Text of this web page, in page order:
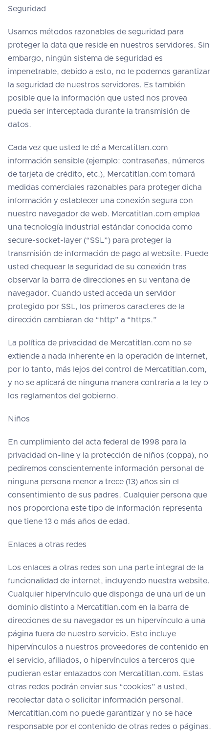
Seguridad
Usamos métodos razonables de seguridad para
proteger la data que reside en nuestros servidores. Sin
embargo, ningún sistema de seguridad es
impenetrable, debido a esto, no le podemos garantizar
la seguridad de nuestros servidores. Es también
posible que la información que usted nos provea
pueda ser interceptada durante la transmisión de
datos.
Cada vez que usted le dé a Mercatitlan.com
información sensible (ejemplo: contraseñas, números
de tarjeta de crédito, etc.), Mercatitlan.com tomará
medidas comerciales razonables para proteger dicha
información y establecer una conexión segura con
nuestro navegador de web. Mercatitlan.com emplea
una tecnología industrial estándar conocida como
secure-socket-layer (“SSL”) para proteger la
transmisión de información de pago al website. Puede
usted chequear la seguridad de su conexión tras
observar la barra de direcciones en su ventana de
navegador. Cuando usted acceda un servidor
protegido por SSL, los primeros caracteres de la
dirección cambiaran de “http” a “https.”
La política de privacidad de Mercatitlan.com no se
extiende a nada inherente en la operación de internet,
por lo tanto, más lejos del control de Mercatitlan.com,
y no se aplicará de ninguna manera contraria a la ley o
los reglamentos del gobierno.
Niños
En cumplimiento del acta federal de 1998 para la
privacidad on-line y la protección de niños (coppa), no
pediremos conscientemente información personal de
ninguna persona menor a trece (13) años sin el
consentimiento de sus padres. Cualquier persona que
nos proporciona este tipo de información representa
que tiene 13 o más años de edad.
Enlaces a otras redes
Los enlaces a otras redes son una parte integral de la
funcionalidad de internet, incluyendo nuestra website.
Cualquier hipervínculo que disponga de una url de un
dominio distinto a Mercatitlan.com en la barra de
direcciones de su navegador es un hipervínculo a una
página fuera de nuestro servicio. Esto incluye
hipervínculos a nuestros proveedores de contenido en
el servicio, afiliados, o hipervínculos a terceros que
pudieran estar enlazados con Mercatitlan.com. Estas
otras redes podrán enviar sus “cookies” a usted,
recolectar data o solicitar información personal.
Mercatitlan.com no puede garantizar y no se hace
responsable por el contenido de otras redes o páginas.